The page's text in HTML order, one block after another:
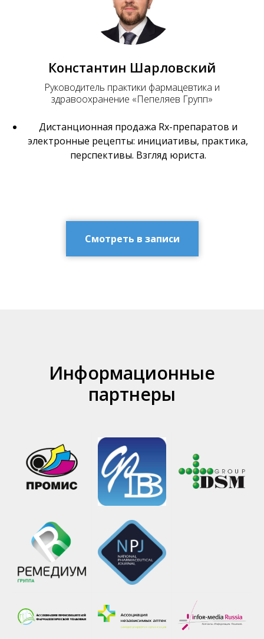
Константин Шарловский
Руководитель практики фармацевтика и
здравоохранение «Пепеляев Групп»
Дистанционная продажа Rx-препаратов и
электронные рецепты: инициативы, практика,
перспективы. Взгляд юриста.
Смотреть в записи
Информационные
партнеры